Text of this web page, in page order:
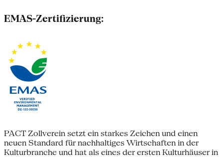
EMAS-Zertifizierung:
PACT Zollverein setzt ein starkes Zeichen und einen
neuen Standard für nachhaltiges Wirtschaften in der
Kulturbranche und hat als eines der ersten Kulturhäuser in